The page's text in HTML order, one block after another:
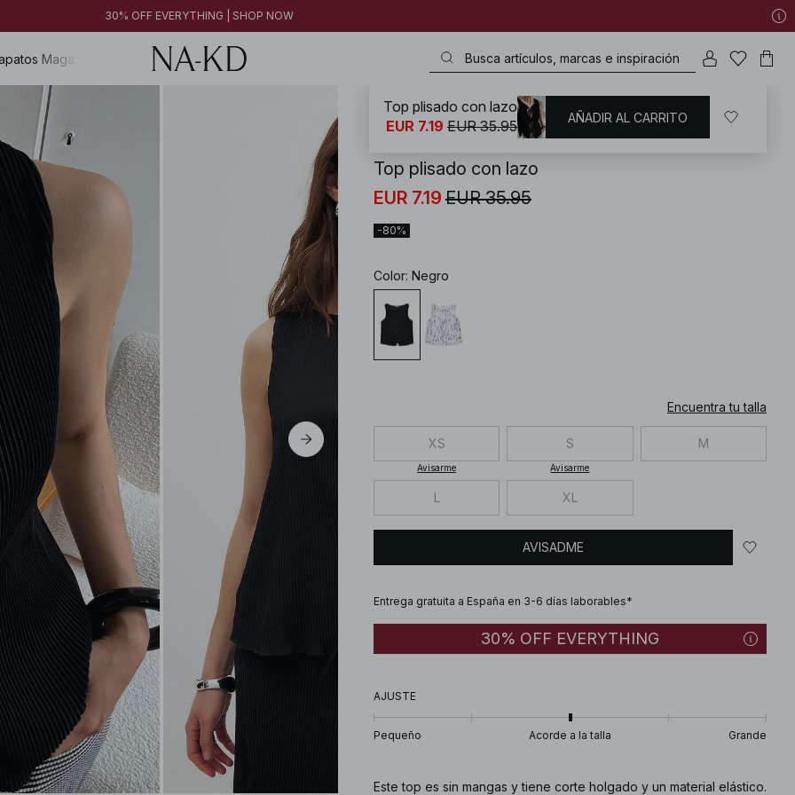
30% OFF EVERYTHING | SHOP NOW
Magazine
NA-KD / Tops / Tops cruzados
Top plisado con lazo
EUR 7.19 EUR 35.95
-80%
Color: Negro
Encuentra tu talla
XS
Avisarme
S
Avisarme
M
L XL
AVISADME
Entrega gratuita a España en 3-6 días laborables*
30% OFF EVERYTHING
AJUSTE
Pequeño Acorde a la talla Grande
Este top es sin mangas y tiene corte holgado y un material elástico.
Top plisado con lazo
EUR 7.19 EUR 35.95 AÑADIR AL CARRITO